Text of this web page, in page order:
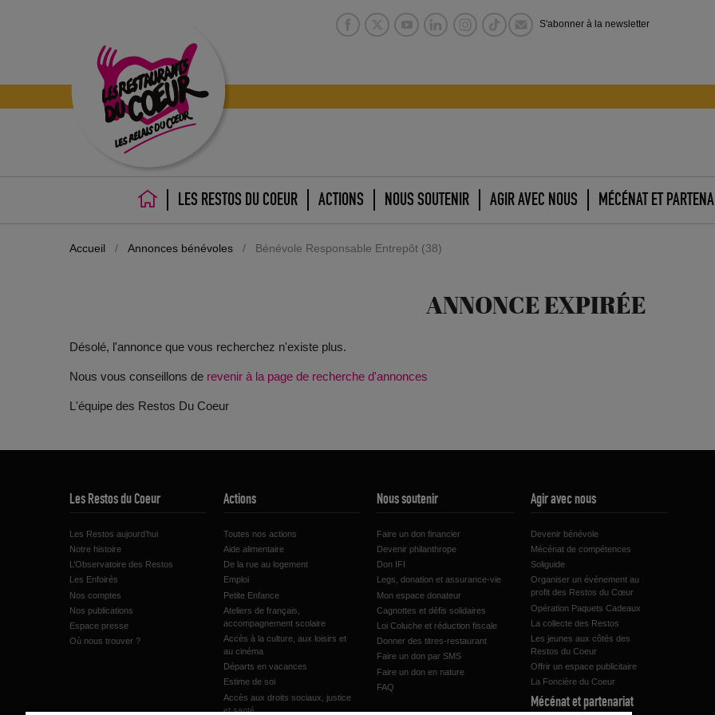
S'abonner à la newsletter
ACCUEILLES RESTOS DU COEUR ACTIONS NOUS SOUTENIR AGIR AVEC NOUS MÉCÉNAT ET
Accueil / Annonces bénévoles / Bénévole Responsable Entrepôt (38)
ANNONCE EXPIRÉE
Désolé, l'annonce que vous recherchez n'existe plus.
Nous vous conseillons de revenir à la page de recherche d'annonces
L'équipe des Restos Du Coeur
Les Restos du Coeur
Les Restos aujourd’hui
Notre histoire
L’Observatoire des Restos
Les Enfoirés
Nos comptes
Nos publications
Espace presse
Où nous trouver ?
Actions
Toutes nos actions
Aide alimentaire
De la rue au logement
Emploi
Petite Enfance
Ateliers de français,
accompagnement scolaire
Accès à la culture, aux loisirs et
au cinéma
Départs en vacances
Estime de soi
Accès aux droits sociaux, justice
et santé
Nous soutenir
Faire un don financier
Devenir philanthrope
Don IFI
Legs, donation et assurance-vie
Mon espace donateur
Cagnottes et défis solidaires
Loi Coluche et réduction fiscale
Donner des titres-restaurant
Faire un don par SMS
Faire un don en nature
FAQ
Agir avec nous
Devenir bénévole
Mécénat de compétences
Soliguide
Organiser un événement au
profit des Restos du Cœur
Opération Paquets Cadeaux
La collecte des Restos
Les jeunes aux côtés des
Restos du Coeur
Offrir un espace publicitaire
La Foncière du Coeur
Mécénat et partenariat